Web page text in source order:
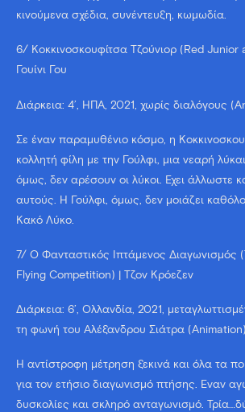
κινούμενα σχέδια, συνέντευξη, κωμωδία.
6/ Κοκκινοσκουφίτσα Τζούνιορ (Red Junior
Γουίνι Γου
Διάρκεια: 4’, ΗΠΑ, 2021, χωρίς διαλόγους
Σε έναν παραμυθένιο κόσμο, η
κολλητή φίλη με την Γούλφι, μια νεαρή
όμως, δεν αρέσουν οι λύκοι. Έχει άλλωστε
αυτούς. Η Γούλφι, όμως, δεν μοιάζει
Κακό Λύκο.
7/ Ο Φανταστικός Ιπτάμενος Διαγωνισμός
Flying Competition) | Τζον Κρόεζεν
Διάρκεια: 6’, Ολλανδία, 2021,
τη φωνή του Αλέξανδρου Σιάτρα (Animation)
Η αντίστροφη μέτρηση ξεκινά και όλα τα
για τον ετήσιο διαγωνισμό πτήσης. Έναν
δυσκολίες και σκληρό ανταγωνισμό.